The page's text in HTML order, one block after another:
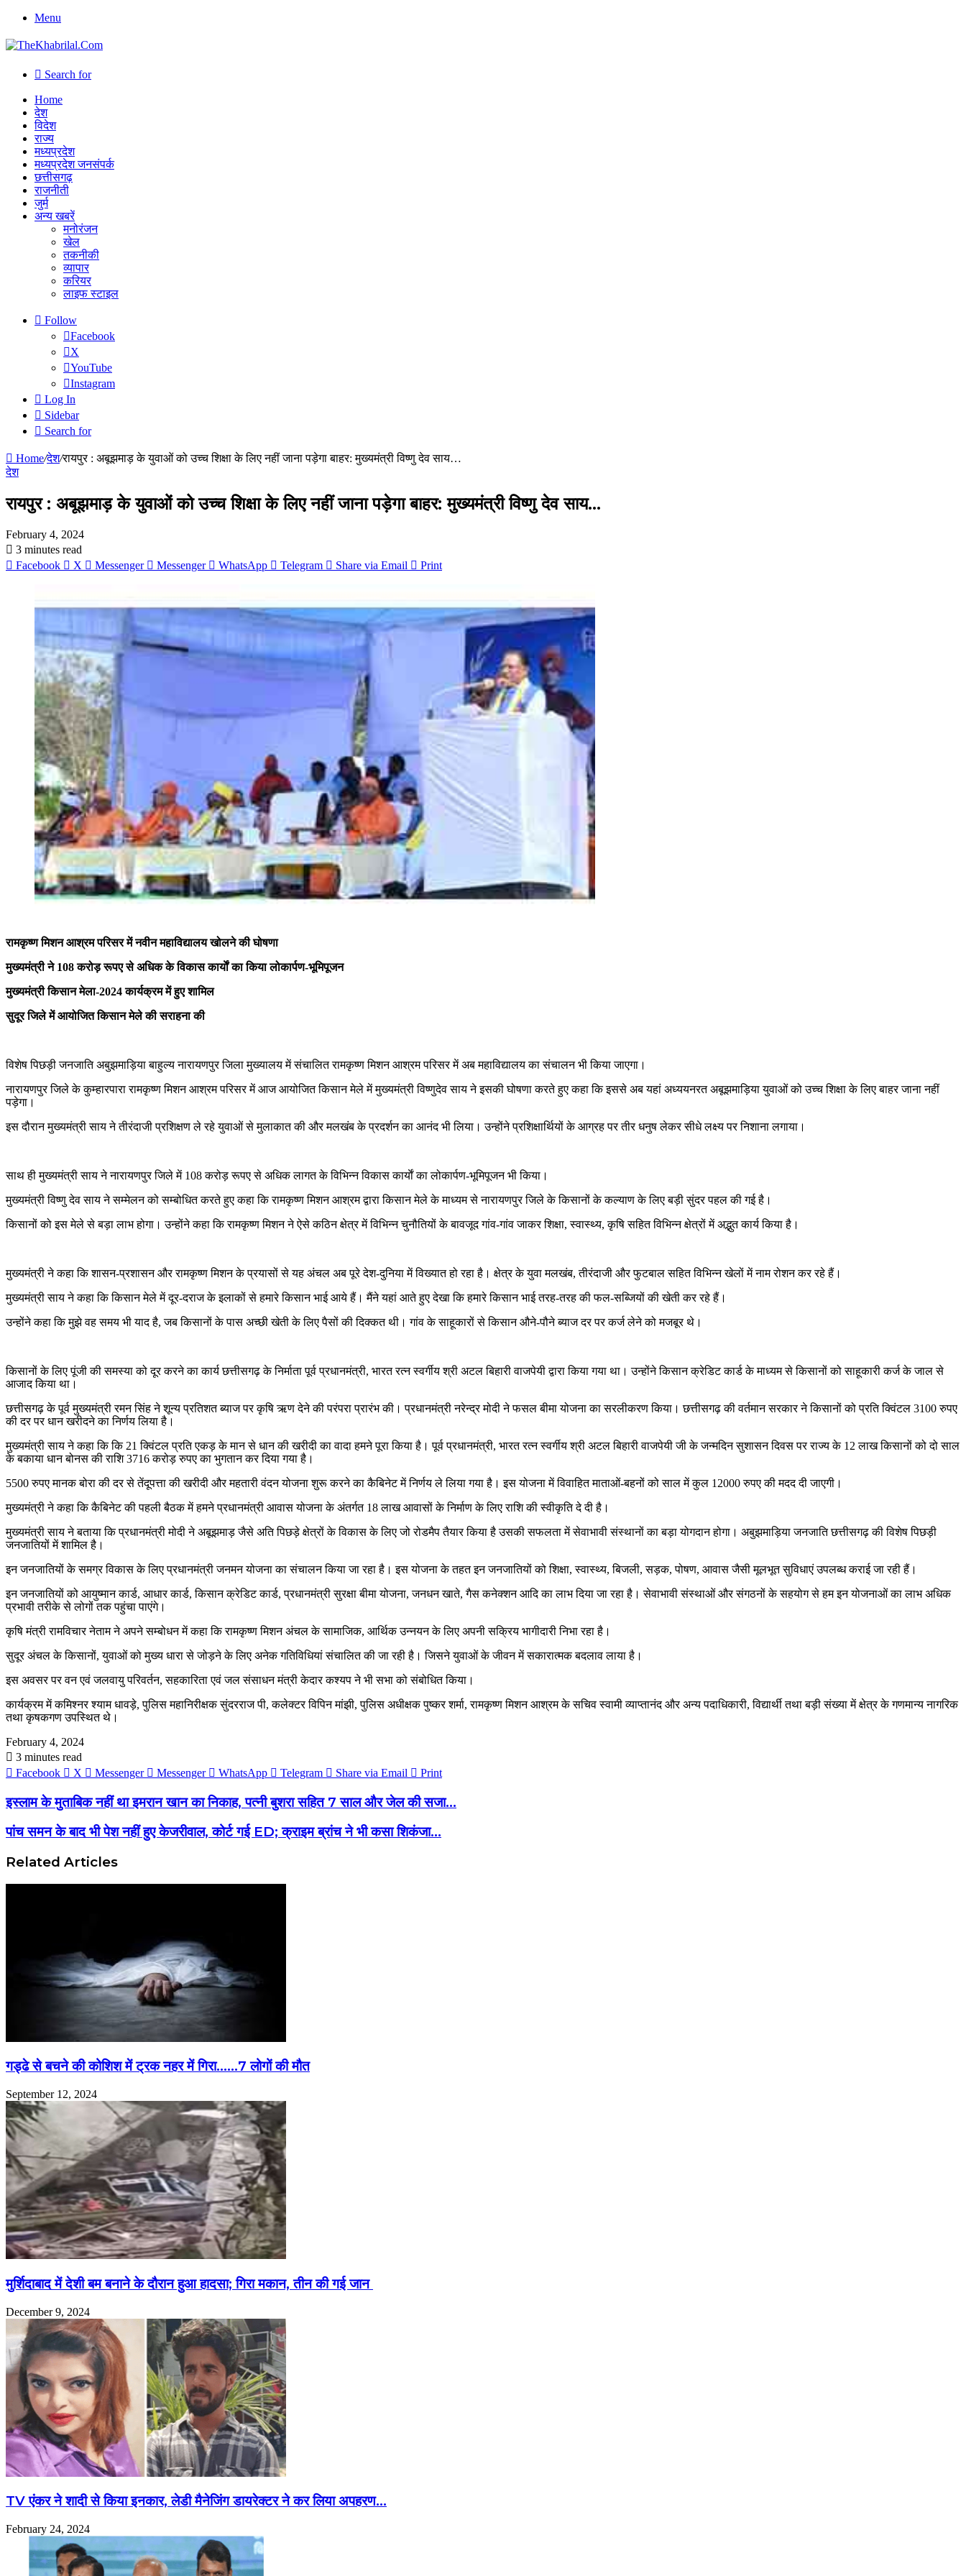
Menu
Search for
Home
देश
विदेश
राज्य
मध्यप्रदेश
मध्यप्रदेश जनसंपर्क
छत्तीसगढ़
राजनीती
जुर्म
अन्य खबरें
मनोरंजन
खेल
तकनीकी
व्यापार
करियर
लाइफ स्टाइल
Follow
Facebook
X
YouTube
Instagram
Log In
Sidebar
Search for
Home/देश/रायपुर : अबूझमाड़ के युवाओं को उच्च शिक्षा के लिए नहीं जाना पड़ेगा बाहर: मुख्यमंत्री विष्णु देव साय…
देश
रायपुर : अबूझमाड़ के युवाओं को उच्च शिक्षा के लिए नहीं जाना पड़ेगा बाहर: मुख्यमंत्री विष्णु देव साय…
February 4, 2024
3 minutes read
Facebook
X Messenger Messenger WhatsApp Telegram Share via Email Print
रामकृष्ण मिशन आश्रम परिसर में नवीन महाविद्यालय खोलने की घोषणा
मुख्यमंत्री ने 108 करोड़ रूपए से अधिक के विकास कार्याें का किया लोकार्पण-भूमिपूजन
मुख्यमंत्री किसान मेला-2024 कार्यक्रम में हुए शामिल
सुदूर जिले में आयोजित किसान मेले की सराहना की
विशेष पिछड़ी जनजाति अबुझमाड़िया बाहुल्य नारायणपुर जिला मुख्यालय में संचालित रामकृष्ण मिशन आश्रम परिसर में अब महाविद्यालय का संचालन भी किया जाएगा।
नारायणपुर जिले के कुम्हारपारा रामकृष्ण मिशन आश्रम परिसर में आज आयोजित किसान मेले में मुख्यमंत्री विष्णुदेव साय ने इसकी घोषणा करते हुए कहा कि इससे अब यहां अध्ययनरत अबूझमाड़िया युवाओं को उच्च शिक्षा के लिए बाहर जाना नहीं
पड़ेगा।
इस दौरान मुख्यमंत्री साय ने तीरंदाजी प्रशिक्षण ले रहे युवाओं से मुलाकात की और मलखंब के प्रदर्शन का आनंद भी लिया। उन्होंने प्रशिक्षार्थियों के आग्रह पर तीर धनुष लेकर सीधे लक्ष्य पर निशाना लगाया।
साथ ही मुख्यमंत्री साय ने नारायणपुर जिले में 108 करोड़ रूपए से अधिक लागत के विभिन्न विकास कार्याें का लोकार्पण-भूमिपूजन भी किया।
मुख्यमंत्री विष्णु देव साय ने सम्मेलन को सम्बोधित करते हुए कहा कि रामकृष्ण मिशन आश्रम द्वारा किसान मेले के माध्यम से नारायणपुर जिले के किसानों के कल्याण के लिए बड़ी सुंदर पहल की गई है।
किसानों को इस मेले से बड़ा लाभ होगा। उन्होंने कहा कि रामकृष्ण मिशन ने ऐसे कठिन क्षेत्र में विभिन्न चुनौतियों के बावजूद गांव-गांव जाकर शिक्षा, स्वास्थ्य, कृषि सहित विभिन्न क्षेत्रों में अद्भुत कार्य किया है।
मुख्यमंत्री ने कहा कि शासन-प्रशासन और रामकृष्ण मिशन के प्रयासों से यह अंचल अब पूरे देश-दुनिया में विख्यात हो रहा है। क्षेत्र के युवा मलखंब, तीरंदाजी और फुटबाल सहित विभिन्न खेलों में नाम रोशन कर रहे हैं।
मुख्यमंत्री साय ने कहा कि किसान मेले में दूर-दराज के इलाकों से हमारे किसान भाई आये हैं। मैंने यहां आते हुए देखा कि हमारे किसान भाई तरह-तरह की फल-सब्जियों की खेती कर रहे हैं।
उन्होंने कहा कि मुझे वह समय भी याद है, जब किसानों के पास अच्छी खेती के लिए पैसों की दिक्कत थी। गांव के साहूकारों से किसान औने-पौने ब्याज दर पर कर्ज लेने को मजबूर थे।
किसानों के लिए पूंजी की समस्या को दूर करने का कार्य छत्तीसगढ़ के निर्माता पूर्व प्रधानमंत्री, भारत रत्न स्वर्गीय श्री अटल बिहारी वाजपेयी द्वारा किया गया था। उन्होंने किसान क्रेडिट कार्ड के माध्यम से किसानों को साहूकारी कर्ज के जाल से
आजाद किया था।
छत्तीसगढ़ के पूर्व मुख्यमंत्री रमन सिंह ने शून्य प्रतिशत ब्याज पर कृषि ऋण देने की परंपरा प्रारंभ की। प्रधानमंत्री नरेन्द्र मोदी ने फसल बीमा योजना का सरलीकरण किया। छत्तीसगढ़ की वर्तमान सरकार ने किसानों को प्रति क्विंटल 3100 रुपए
की दर पर धान खरीदने का निर्णय लिया है।
मुख्यमंत्री साय ने कहा कि कि 21 क्विंटल प्रति एकड़ के मान से धान की खरीदी का वादा हमने पूरा किया है। पूर्व प्रधानमंत्री, भारत रत्न स्वर्गीय श्री अटल बिहारी वाजपेयी जी के जन्मदिन सुशासन दिवस पर राज्य के 12 लाख किसानों को दो साल
के बकाया धान बोनस की राशि 3716 करोड़ रुपए का भुगतान कर दिया गया है।
5500 रुपए मानक बोरा की दर से तेंदूपत्ता की खरीदी और महतारी वंदन योजना शुरू करने का कैबिनेट में निर्णय ले लिया गया है। इस योजना में विवाहित माताओं-बहनों को साल में कुल 12000 रुपए की मदद दी जाएगी।
मुख्यमंत्री ने कहा कि कैबिनेट की पहली बैठक में हमने प्रधानमंत्री आवास योजना के अंतर्गत 18 लाख आवासों के निर्माण के लिए राशि की स्वीकृति दे दी है।
मुख्यमंत्री साय ने बताया कि प्रधानमंत्री मोदी ने अबूझमाड़ जैसे अति पिछड़े क्षेत्रों के विकास के लिए जो रोडमैप तैयार किया है उसकी सफलता में सेवाभावी संस्थानों का बड़ा योगदान होगा। अबुझमाड़िया जनजाति छत्तीसगढ़ की विशेष पिछड़ी
जनजातियों में शामिल है।
इन जनजातियों के समग्र विकास के लिए प्रधानमंत्री जनमन योजना का संचालन किया जा रहा है। इस योजना के तहत इन जनजातियों को शिक्षा, स्वास्थ्य, बिजली, सड़क, पोषण, आवास जैसी मूलभूत सुविधाएं उपलब्ध कराई जा रही हैं।
इन जनजातियों को आयुष्मान कार्ड, आधार कार्ड, किसान क्रेडिट कार्ड, प्रधानमंत्री सुरक्षा बीमा योजना, जनधन खाते, गैस कनेक्शन आदि का लाभ दिया जा रहा है। सेवाभावी संस्थाओं और संगठनों के सहयोग से हम इन योजनाओं का लाभ अधिक
प्रभावी तरीके से लोगों तक पहुंचा पाएंगे।
कृषि मंत्री रामविचार नेताम ने अपने सम्बोधन में कहा कि रामकृष्ण मिशन अंचल के सामाजिक, आर्थिक उन्नयन के लिए अपनी सक्रिय भागीदारी निभा रहा है।
सुदूर अंचल के किसानों, युवाओं को मुख्य धारा से जोड़ने के लिए अनेक गतिविधियां संचालित की जा रही है। जिसने युवाओं के जीवन में सकारात्मक बदलाव लाया है।
इस अवसर पर वन एवं जलवायु परिवर्तन, सहकारिता एवं जल संसाधन मंत्री केदार कश्यप ने भी सभा को संबोधित किया।
कार्यक्रम में कमिश्नर श्याम धावड़े, पुलिस महानिरीक्षक सुंदरराज पी, कलेक्टर विपिन मांझी, पुलिस अधीक्षक पुष्कर शर्मा, रामकृष्ण मिशन आश्रम के सचिव स्वामी व्याप्तानंद और अन्य पदाधिकारी, विद्यार्थी तथा बड़ी संख्या में क्षेत्र के गणमान्य नागरिक
तथा कृषकगण उपस्थित थे।
February 4, 2024
3 minutes read
Facebook
X Messenger Messenger WhatsApp Telegram Share via Email Print
इस्लाम के मुताबिक नहीं था इमरान खान का निकाह, पत्नी बुशरा सहित 7 साल और जेल की सजा...
पांच समन के बाद भी पेश नहीं हुए केजरीवाल, कोर्ट गई ED; क्राइम ब्रांच ने भी कसा शिकंजा...
Related Articles
गड्ढे से बचने की कोशिश में ट्रक नहर में गिरा……7 लोगों की मौत
September 12, 2024
मुर्शिदाबाद में देशी बम बनाने के दौरान हुआ हादसा; गिरा मकान, तीन की गई जान
December 9, 2024
TV एंकर ने शादी से किया इनकार, लेडी मैनेजिंग डायरेक्टर ने कर लिया अपहरण…
February 24, 2024